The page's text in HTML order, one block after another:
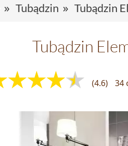
Tubądzin Tubądzin
Tubądzin
(4.6) 34